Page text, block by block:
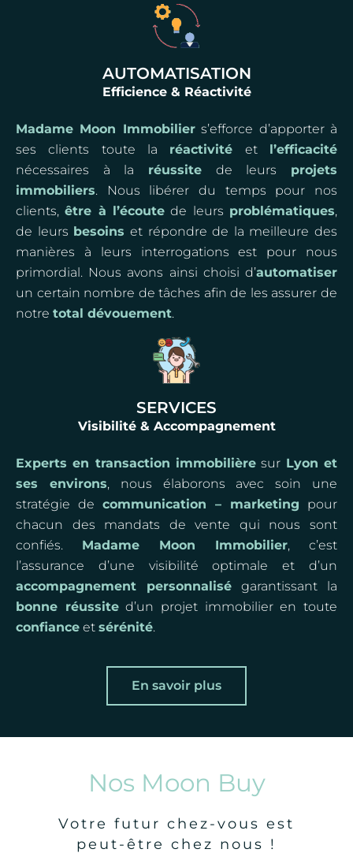
AUTOMATISATION
Efficience & Réactivité
Madame Moon Immobiliers’efforce d’apporter à
ses clients toute la réactivité et l’efficacité
nécessaires à la réussite de leurs projets
immobiliers. Nous libérer du temps pour nos
clients,être à l’écoute de leurs problématiques,
de leurs besoins et répondre de la meilleure des
manières à leurs interrogations est pour nous
primordial. Nous avons ainsi choisi d’automatiser
un certain nombre de tâches afin de les assurer de
notre total dévouement.
SERVICES
Visibilité & Accompagnement
Experts en transaction immobilière sur Lyon et
ses environs, nous élaborons avec soin une
stratégie de communication – marketing pour
chacun des mandats de vente qui nous sont
confiés. Madame Moon Immobilier, c’est
l’assurance d’une visibilité optimale et d’un
accompagnement personnalisé garantissant la
bonne réussited’un projet immobilier en toute
confiance et sérénité.
En savoir plus
Nos Moon Buy
Votre futur chez-vous est
peut-être chez nous !